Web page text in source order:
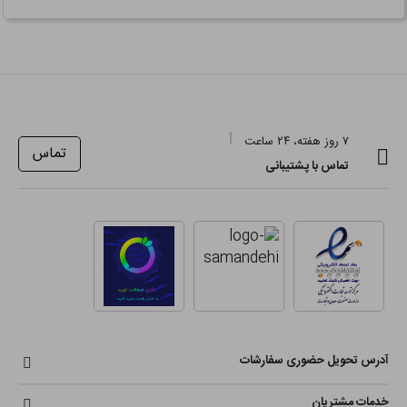
۷ روز هفته، ۲۴ ساعت
تماس با پشتیبانی
تماس
آدرس تحویل حضوری سفارشات
خدمات مشتریان